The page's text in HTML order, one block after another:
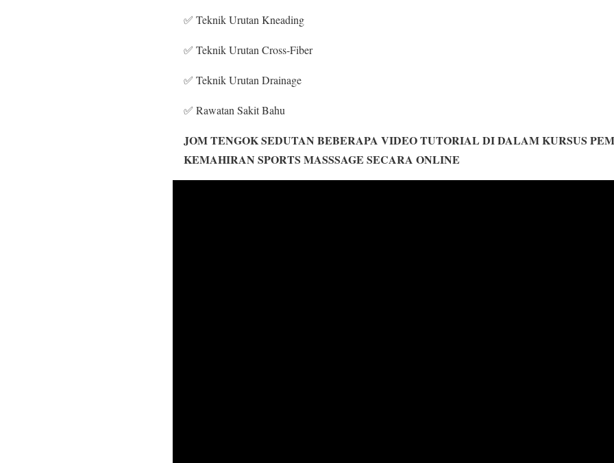
✅ Teknik Urutan Kneading
✅ Teknik Urutan Cross-Fiber
✅ Teknik Urutan Drainage
✅ Rawatan Sakit Bahu
JOM TENGOK SEDUTAN BEBERAPA VIDEO TUTORIAL DI DALAM KURSUS
KEMAHIRAN SPORTS MASSSAGE SECARA ONLINE